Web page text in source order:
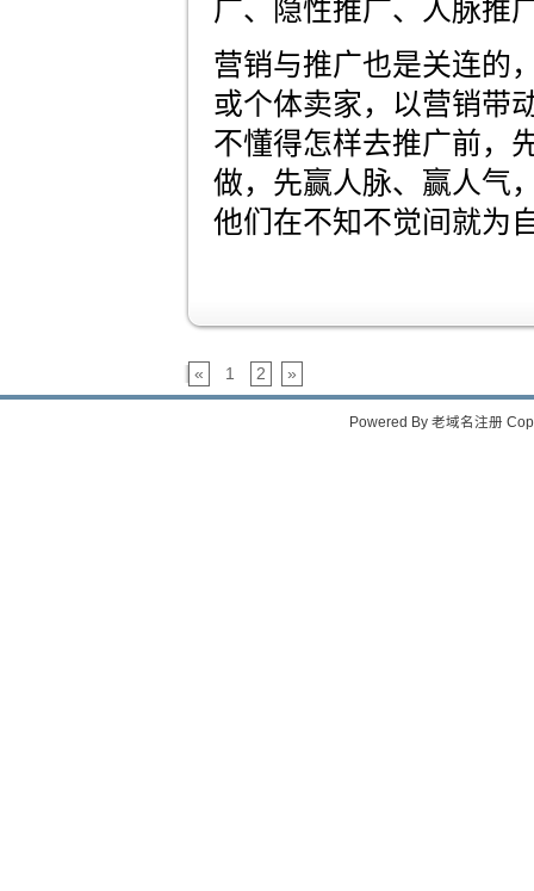
广、隐性推广、人脉推
营销与推广也是关连的
或个体卖家，以营销带
不懂得怎样去推广前，
做，先赢人脉、赢人气
他们在不知不觉间就为
« 1 2 »
Powered By 老域名注册